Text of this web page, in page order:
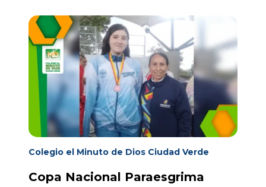
Colegio el Minuto de Dios Ciudad Verde
Copa Nacional Paraesgrima